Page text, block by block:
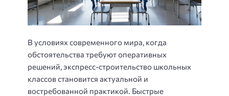
В условиях современного мира, когда
обстоятельства требуют оперативных
решений, экспресс-строительство школьных
классов становится актуальной и
востребованной практикой. Быстрые